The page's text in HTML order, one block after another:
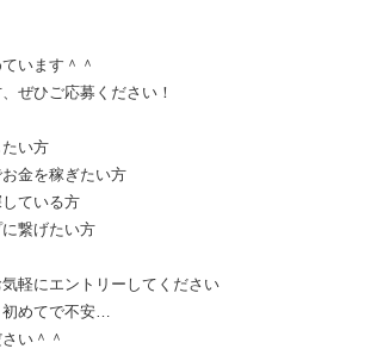
います＾＾
ぜひご応募ください！
たい方
金を稼ぎたい方
している方
繋げたい方
軽にエントリーしてください
めてで不安…
い＾＾